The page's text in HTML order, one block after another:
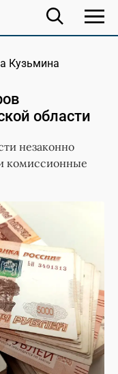
Кузьмина
области
незаконно
комиссионные